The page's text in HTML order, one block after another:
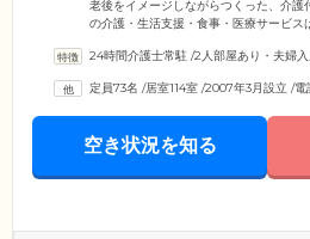
老後をイメージしながらつくった、介
の介護・生活支援・食事・医療サービ
施設への出入りは24時間自由。飲酒や喫
タッフは24時間常駐。夜間も2名体制で
心してお休みいただけます。近隣にあ
24時間介護士常駐 /2人部屋あり・夫婦
定員73名 /居室114室 /2007年3月設立 /電
空き状況を知る